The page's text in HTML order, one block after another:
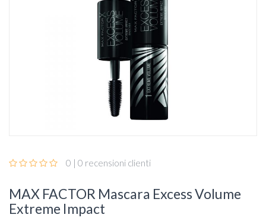
0 | 0 recensioni clienti
MAX FACTOR Mascara Excess Volume
Extreme Impact